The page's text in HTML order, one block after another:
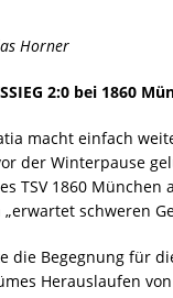
Horner
2:0 bei 1860
macht einfach
der Winterpause
TSV 1860
schweren
die Begegnung für
Herauslaufen